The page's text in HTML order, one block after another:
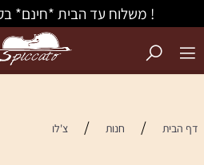
! משלוח עד הבית *חינם* בקנייה
דף הבית / חנות / צ'לו